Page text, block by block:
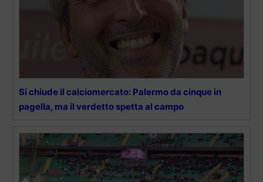
Si chiude il calciomercato: Palermo da cinque in
pagella, ma il verdetto spetta al campo